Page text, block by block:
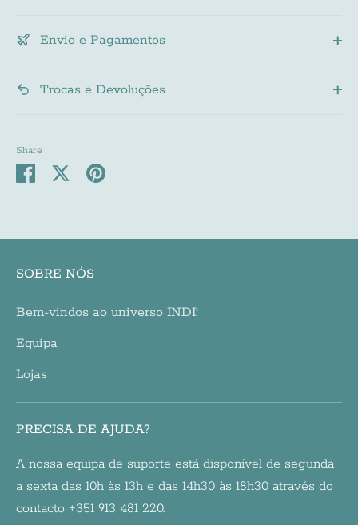
Envio e Pagamentos
Trocas e Devoluções
Share
Share SharePin
SOBRE NÓS
Bem-vindos ao universo INDI!
Equipa
Lojas
PRECISA DE AJUDA?
A nossa equipa de suporte está disponível de segunda
a sexta das 10h às 13h e das 14h30 às 18h30 através do
contacto +351 913 481 220.